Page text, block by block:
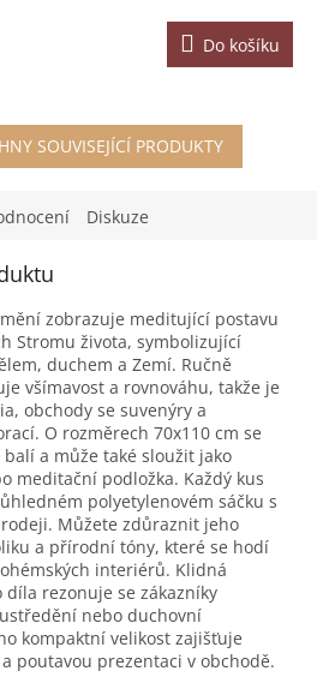
Do košíku
SOUVISEJÍCÍ PRODUKTY
Diskuze
zobrazuje meditující postavu
Stromu života, symbolizující
duchem a Zemí. Ručně
všímavost a rovnováhu, takže je
obchody se suvenýry a
O rozměrech 70x110 cm se
a může také sloužit jako
meditační podložka. Každý kus
polyetylenovém sáčku s
Můžete zdůraznit jeho
a přírodní tóny, které se hodí
interiérů. Klidná
díla rezonuje se zákazníky
nebo duchovní
kompaktní velikost zajišťuje
poutavou prezentaci v obchodě.